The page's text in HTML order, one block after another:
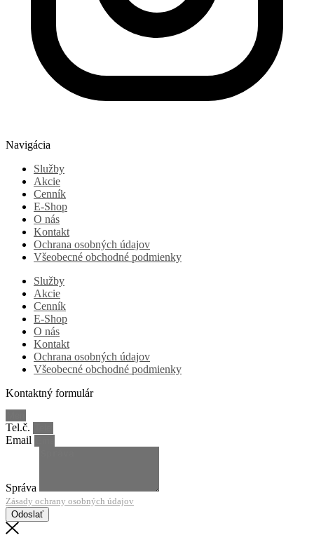
Navigácia
Služby
Akcie
Cenník
E-Shop
O nás
Kontakt
Ochrana osobných údajov
Všeobecné obchodné podmienky
Služby
Akcie
Cenník
E-Shop
O nás
Kontakt
Ochrana osobných údajov
Všeobecné obchodné podmienky
Kontaktný formulár
Tel.č.
Email
Správa
Zásady ochrany osobných údajov
Odoslať